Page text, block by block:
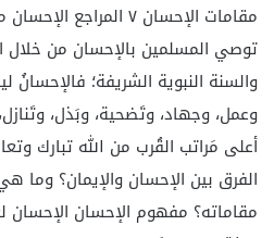
مقامات الإحسان ٧
توصي المسلمين بالإحسان من
والسنة النبوية الشريفة؛
وعمل، وجهاد، وتَضحية، وبَذل،
أعلى مَراتب القُرب من الله تبارك
الفرق بين الإحسان والإيمان؟ وما
مقاماته؟ مفهوم الإحسان